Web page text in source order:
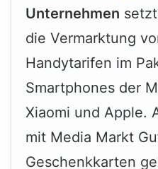
Unternehmen
die Vermarktung
Handytarifen im
Smartphones der
Xiaomi und Apple.
mit Media Markt
Geschenkkarten